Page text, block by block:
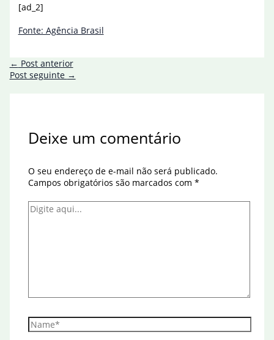
[ad_2]
Fonte: Agência Brasil
← Post anterior
Post seguinte →
Deixe um comentário
O seu endereço de e-mail não será publicado.
Campos obrigatórios são marcados com *
Digite
Name*